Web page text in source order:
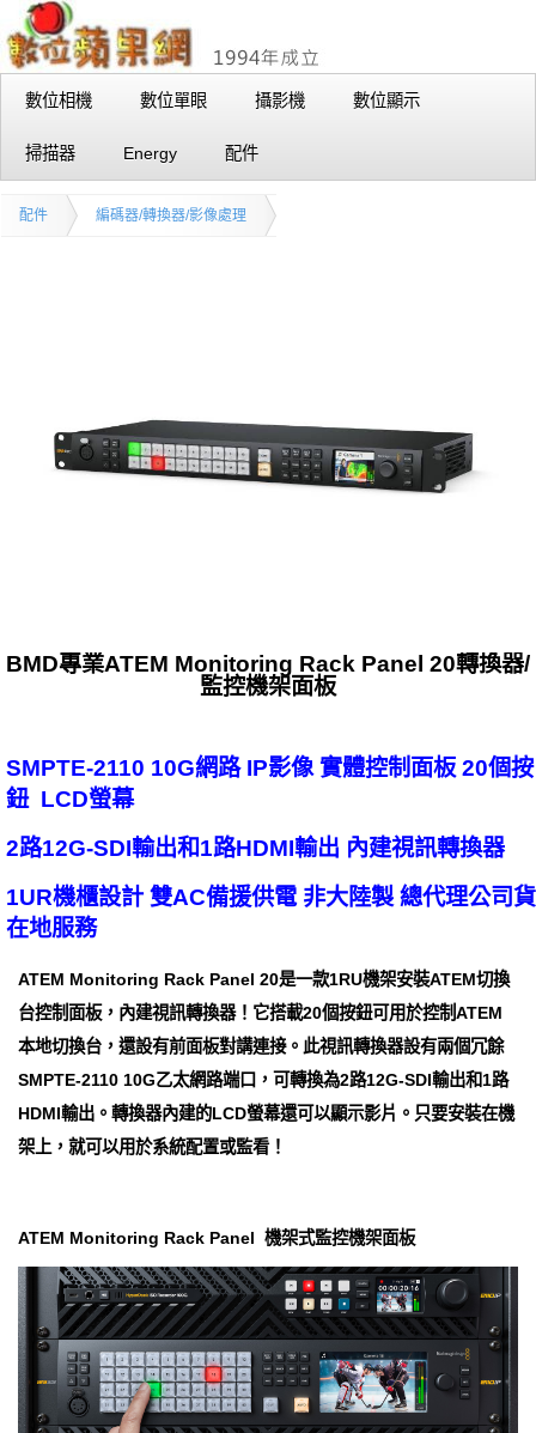
數位相機 數位單眼 攝影機 數位顯示
掃描器 Energy 配件
配件 編碼器/轉換器/影像處理
BMD專業ATEM Monitoring Rack Panel 20轉換器/
監控機架面板
SMPTE-2110 10G網路 IP影像 實體控制面板 20個按
鈕 LCD螢幕
2路12G-SDI輸出和1路HDMI輸出 內建視訊轉換器
1UR機櫃設計 雙AC備援供電 非大陸製 總代理公司貨
在地服務
ATEM Monitoring Rack Panel 20是一款1RU機架安裝ATEM切換
台控制面板，內建視訊轉換器！它搭載20個按鈕可用於控制ATEM
本地切換台，還設有前面板對講連接。此視訊轉換器設有兩個冗餘
SMPTE-2110 10G乙太網路端口，可轉換為2路12G-SDI輸出和1路
HDMI輸出。轉換器內建的LCD螢幕還可以顯示影片。只要安裝在機
架上，就可以用於系統配置或監看！
ATEM Monitoring Rack Panel 機架式監控機架面板